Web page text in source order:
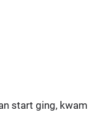
start ging, kwam